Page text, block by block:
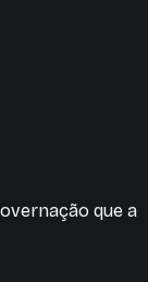
que a